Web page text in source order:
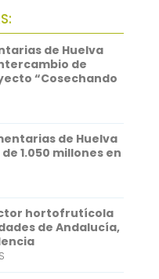
de Huelva
de
“Cosechando
de Huelva
1.050 millones en
hortofrutícola
de Andalucía,